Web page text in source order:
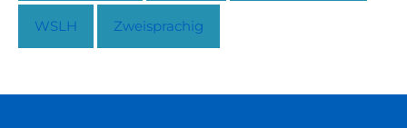
WSLH Zweisprachig